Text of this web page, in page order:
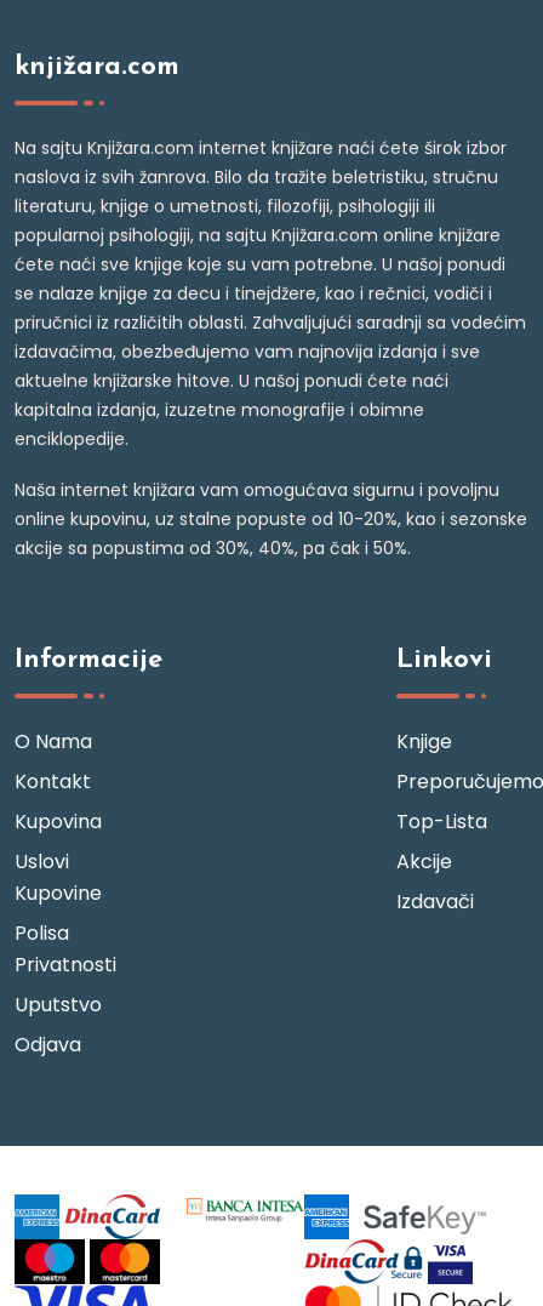
knjižara.com
Na sajtu Knjižara.com internet knjižare naći ćete širok izbor
naslova iz svih žanrova. Bilo da tražite beletristiku, stručnu
literaturu, knjige o umetnosti, filozofiji, psihologiji ili
popularnoj psihologiji, na sajtu Knjižara.com online knjižare
ćete naći sve knjige koje su vam potrebne. U našoj ponudi
se nalaze knjige za decu i tinejdžere, kao i rečnici, vodiči i
priručnici iz različitih oblasti. Zahvaljujući saradnji sa vodećim
izdavačima, obezbeđujemo vam najnovija izdanja i sve
aktuelne knjižarske hitove. U našoj ponudi ćete naći
kapitalna izdanja, izuzetne monografije i obimne
enciklopedije.
Naša internet knjižara vam omogućava sigurnu i povoljnu
online kupovinu, uz stalne popuste od 10-20%, kao i sezonske
akcije sa popustima od 30%, 40%, pa čak i 50%.
Informacije
O Nama
Kontakt
Kupovina
Uslovi
Kupovine
Polisa
Privatnosti
Uputstvo
Odjava
Linkovi
Knjige
Preporučujemo
Top-Lista
Akcije
Izdavači